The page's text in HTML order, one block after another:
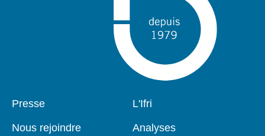
Pied
Presse
Nous rejoindre
Navigation
L'Ifri
Analyses